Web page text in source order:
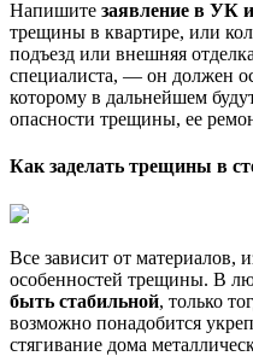
Напишите заявление в УК
трещины в квартире, или
подъезд или внешняя
специалиста, — он должен
которому в дальнейшем
опасности трещины, ее
Как заделать трещины в
Все зависит от материалов,
особенностей трещины. В
быть стабильной, только
возможно понадобится
стягивание дома